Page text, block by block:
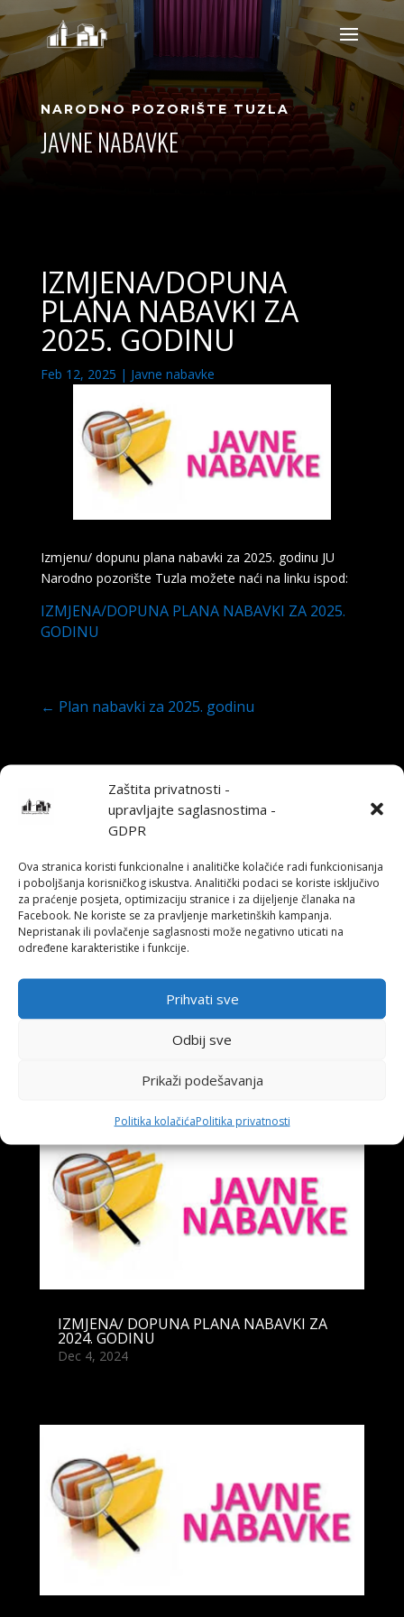
Zaštita privatnosti -
upravljajte saglasnostima -
GDPR
Ova stranica koristi funkcionalne i analitičke kolačiće radi funkcionisanja
i poboljšanja korisničkog iskustva. Analitički podaci se koriste isključivo
za praćenje posjeta, optimizaciju stranice i za dijeljenje članaka na
Facebook. Ne koriste se za pravljenje marketinških kampanja.
Nepristanak ili povlačenje saglasnosti može negativno uticati na
određene karakteristike i funkcije.
Prihvati sve
Odbij sve
Prikaži podešavanja
Politika kolačićaPolitika privatnosti
NARODNO POZORIŠTE TUZLA
JAVNE NABAVKE
IZMJENA/DOPUNA
PLANA NABAVKI ZA
2025. GODINU
Feb 12, 2025 | Javne nabavke
Izmjenu/ dopunu plana nabavki za 2025. godinu JU
Narodno pozorište Tuzla možete naći na linku ispod:
IZMJENA/DOPUNA PLANA NABAVKI ZA 2025.
GODINU
← Plan nabavki za 2025. godinu
Također pročitajte
Plan nabavki za 2025. godinu
IZMJENA/ DOPUNA PLANA NABAVKI ZA
2024. GODINU
Dec 4, 2024